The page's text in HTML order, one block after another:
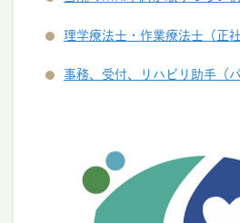
理学療法士・作業療法士（正
事務、受付、リハビリ助手（パ